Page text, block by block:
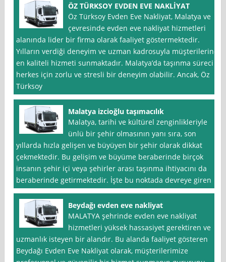
ÖZ TÜRKSOY EVDEN EVE NAKLİYAT
Öz Türksoy Evden Eve Nakliyat, Malatya ve
çevresinde evden eve nakliyat hizmetleri
alanında lider bir firma olarak faaliyet göstermektedir.
Yılların verdiği deneyim ve uzman kadrosuyla müşterilerine
en kaliteli hizmeti sunmaktadır. Malatya’da taşınma süreci
herkes için zorlu ve stresli bir deneyim olabilir. Ancak, Öz
Türksoy
Malatya izcioğlu taşımacılık
Malatya, tarihi ve kültürel zenginlikleriyle
ünlü bir şehir olmasının yanı sıra, son
yıllarda hızla gelişen ve büyüyen bir şehir olarak dikkat
çekmektedir. Bu gelişim ve büyüme beraberinde birçok
insanın şehir içi veya şehirler arası taşınma ihtiyacını da
beraberinde getirmektedir. İşte bu noktada devreye giren
Beydağı evden eve nakliyat
MALATYA şehrinde evden eve nakliyat
hizmetleri yüksek hassasiyet gerektiren ve
uzmanlık isteyen bir alandır. Bu alanda faaliyet gösteren
Beydağı Evden Eve Nakliyat olarak, müşterilerimize